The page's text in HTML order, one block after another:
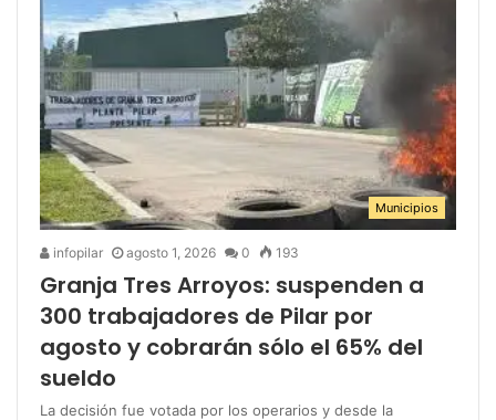
Municipios
infopilar agosto 1, 2026 0 193
Granja Tres Arroyos: suspenden a
300 trabajadores de Pilar por
agosto y cobrarán sólo el 65% del
sueldo
La decisión fue votada por los operarios y desde la